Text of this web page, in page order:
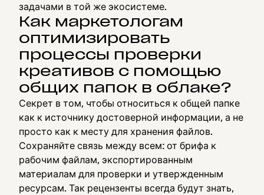
задачами в той же экосистеме.
Как маркетологам
оптимизировать
процессы проверки
креативов с помощью
общих папок в облаке?
Секрет в том, чтобы относиться к общей папке
как к источнику достоверной информации, а не
просто как к месту для хранения файлов.
Сохраняйте связь между всем: от брифа к
рабочим файлам, экспортированным
материалам для проверки и утвержденным
ресурсам. Так рецензенты всегда будут знать,